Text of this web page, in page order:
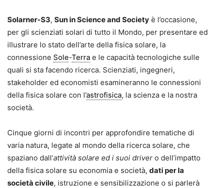
Solarner-S3, Sun in Science and Society è l’occasione,
per gli scienziati solari di tutto il Mondo, per presentare ed
illustrare lo stato dell’arte della fisica solare, la
connessione Sole-Terra e le capacità tecnologiche sulle
quali si sta facendo ricerca. Scienziati, ingegneri,
stakeholder ed economisti esamineranno le connessioni
della fisica solare con l’astrofisica, la scienza e la nostra
società.
Cinque giorni di incontri per approfondire tematiche di
varia natura, legate al mondo della ricerca solare, che
spaziano dall’attività solare ed i suoi driver o dell’impatto
della fisica solare su economia e società, dati per la
società civile, istruzione e sensibilizzazione o si parlerà